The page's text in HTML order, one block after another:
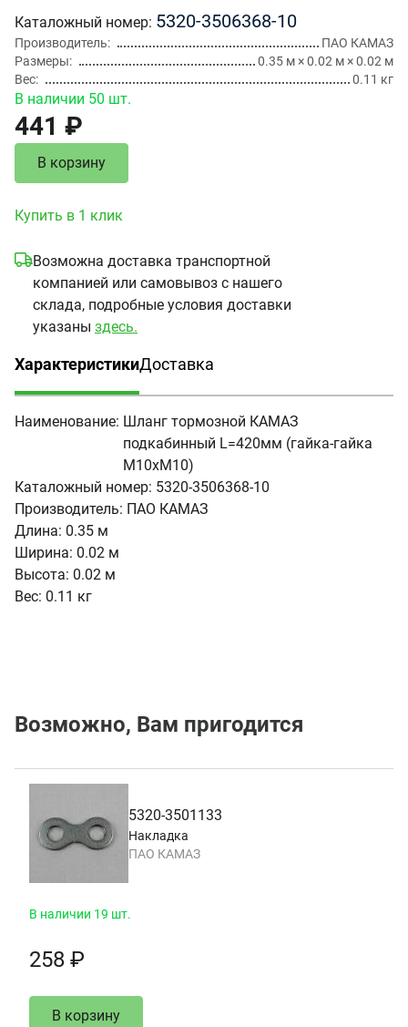
Каталожный номер 5320-3506368-10
Производитель
ПАО КАМАЗ
Размеры
0.35 м × 0.02 м × 0.02 м
Вес
0.11 кг
В наличии 50 шт.
441 ₽
В корзину
Купить в 1 клик
Возможна доставка транспортной
компанией или самовывоз с нашего
склада, подробные условия доставки
указаны здесь.
Характеристики
(активная вкладка)
Доставка
Наименование: Шланг тормозной КАМАЗ
подкабинный L=420мм (гайка-гайка
М10хМ10)
Каталожный номер: 5320-3506368-10
Производитель: ПАО КАМАЗ
Длина: 0.35 м
Ширина: 0.02 м
Высота: 0.02 м
Вес: 0.11 кг
Возможно, Вам пригодится
5320-3501133
Накладка
ПАО КАМАЗ
В наличии 19 шт.
258 ₽
В корзину